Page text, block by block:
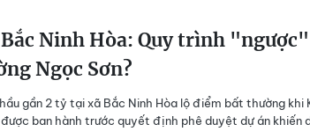
Ninh Hòa: Quy trình
Ngọc Sơn?
gần 2 tỷ tại xã Bắc Ninh Hòa lộ điểm bất thường khi
ban hành trước quyết định phê duyệt dự án khiến